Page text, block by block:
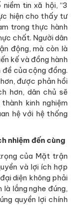
tin xã hội, “3
hiện cho thấy tư
trong thực hành
chất. Người dân
động, mà còn là
kế và đồng hành
của cộng đồng.
được phản hồi
hơn, dân chủ sẽ
kinh nghiệm
hệ với hệ thống
nhiệm đến cùng
của Mặt trận
và lợi ích hợp
diện không phải
lắng nghe đúng,
quyền lợi chính